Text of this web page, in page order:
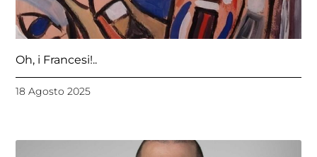
Oh, i Francesi!..
18 Agosto 2025